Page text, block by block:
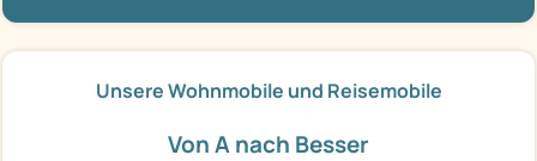
Unsere Wohnmobile und Reisemobile
Von A nach Besser